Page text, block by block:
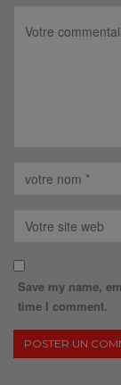
Save my name,
time I comment.